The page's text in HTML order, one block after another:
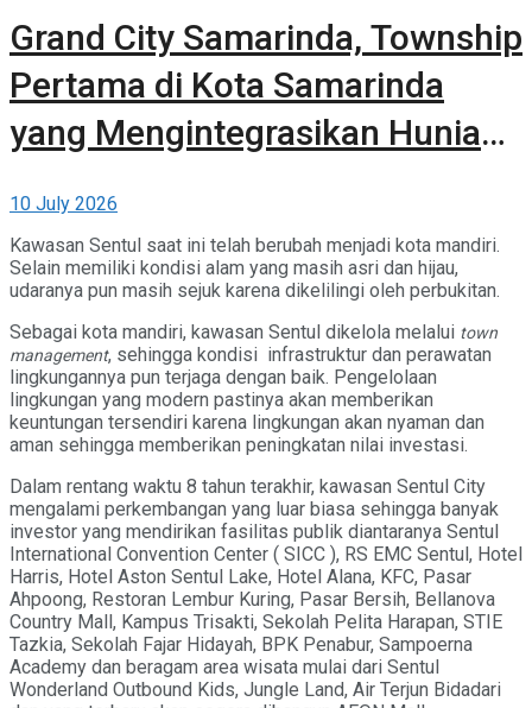
Grand City Samarinda, Township
Pertama di Kota Samarinda
yang Mengintegrasikan Hunian,
Hijau
10 July 2026
Kawasan Sentul saat ini telah berubah menjadi kota mandiri.
Selain memiliki kondisi alam yang masih asri dan hijau,
udaranya pun masih sejuk karena dikelilingi oleh perbukitan.
Sebagai kota mandiri, kawasan Sentul dikelola melalui town
management, sehingga kondisi infrastruktur dan perawatan
lingkungannya pun terjaga dengan baik. Pengelolaan
lingkungan yang modern pastinya akan memberikan
keuntungan tersendiri karena lingkungan akan nyaman dan
aman sehingga memberikan peningkatan nilai investasi.
Dalam rentang waktu 8 tahun terakhir, kawasan Sentul City
mengalami perkembangan yang luar biasa sehingga banyak
investor yang mendirikan fasilitas publik diantaranya Sentul
International Convention Center ( SICC ), RS EMC Sentul, Hotel
Harris, Hotel Aston Sentul Lake, Hotel Alana, KFC, Pasar
Ahpoong, Restoran Lembur Kuring, Pasar Bersih, Bellanova
Country Mall, Kampus Trisakti, Sekolah Pelita Harapan, STIE
Tazkia, Sekolah Fajar Hidayah, BPK Penabur, Sampoerna
Academy dan beragam area wisata mulai dari Sentul
Wonderland Outbound Kids, Jungle Land, Air Terjun Bidadari